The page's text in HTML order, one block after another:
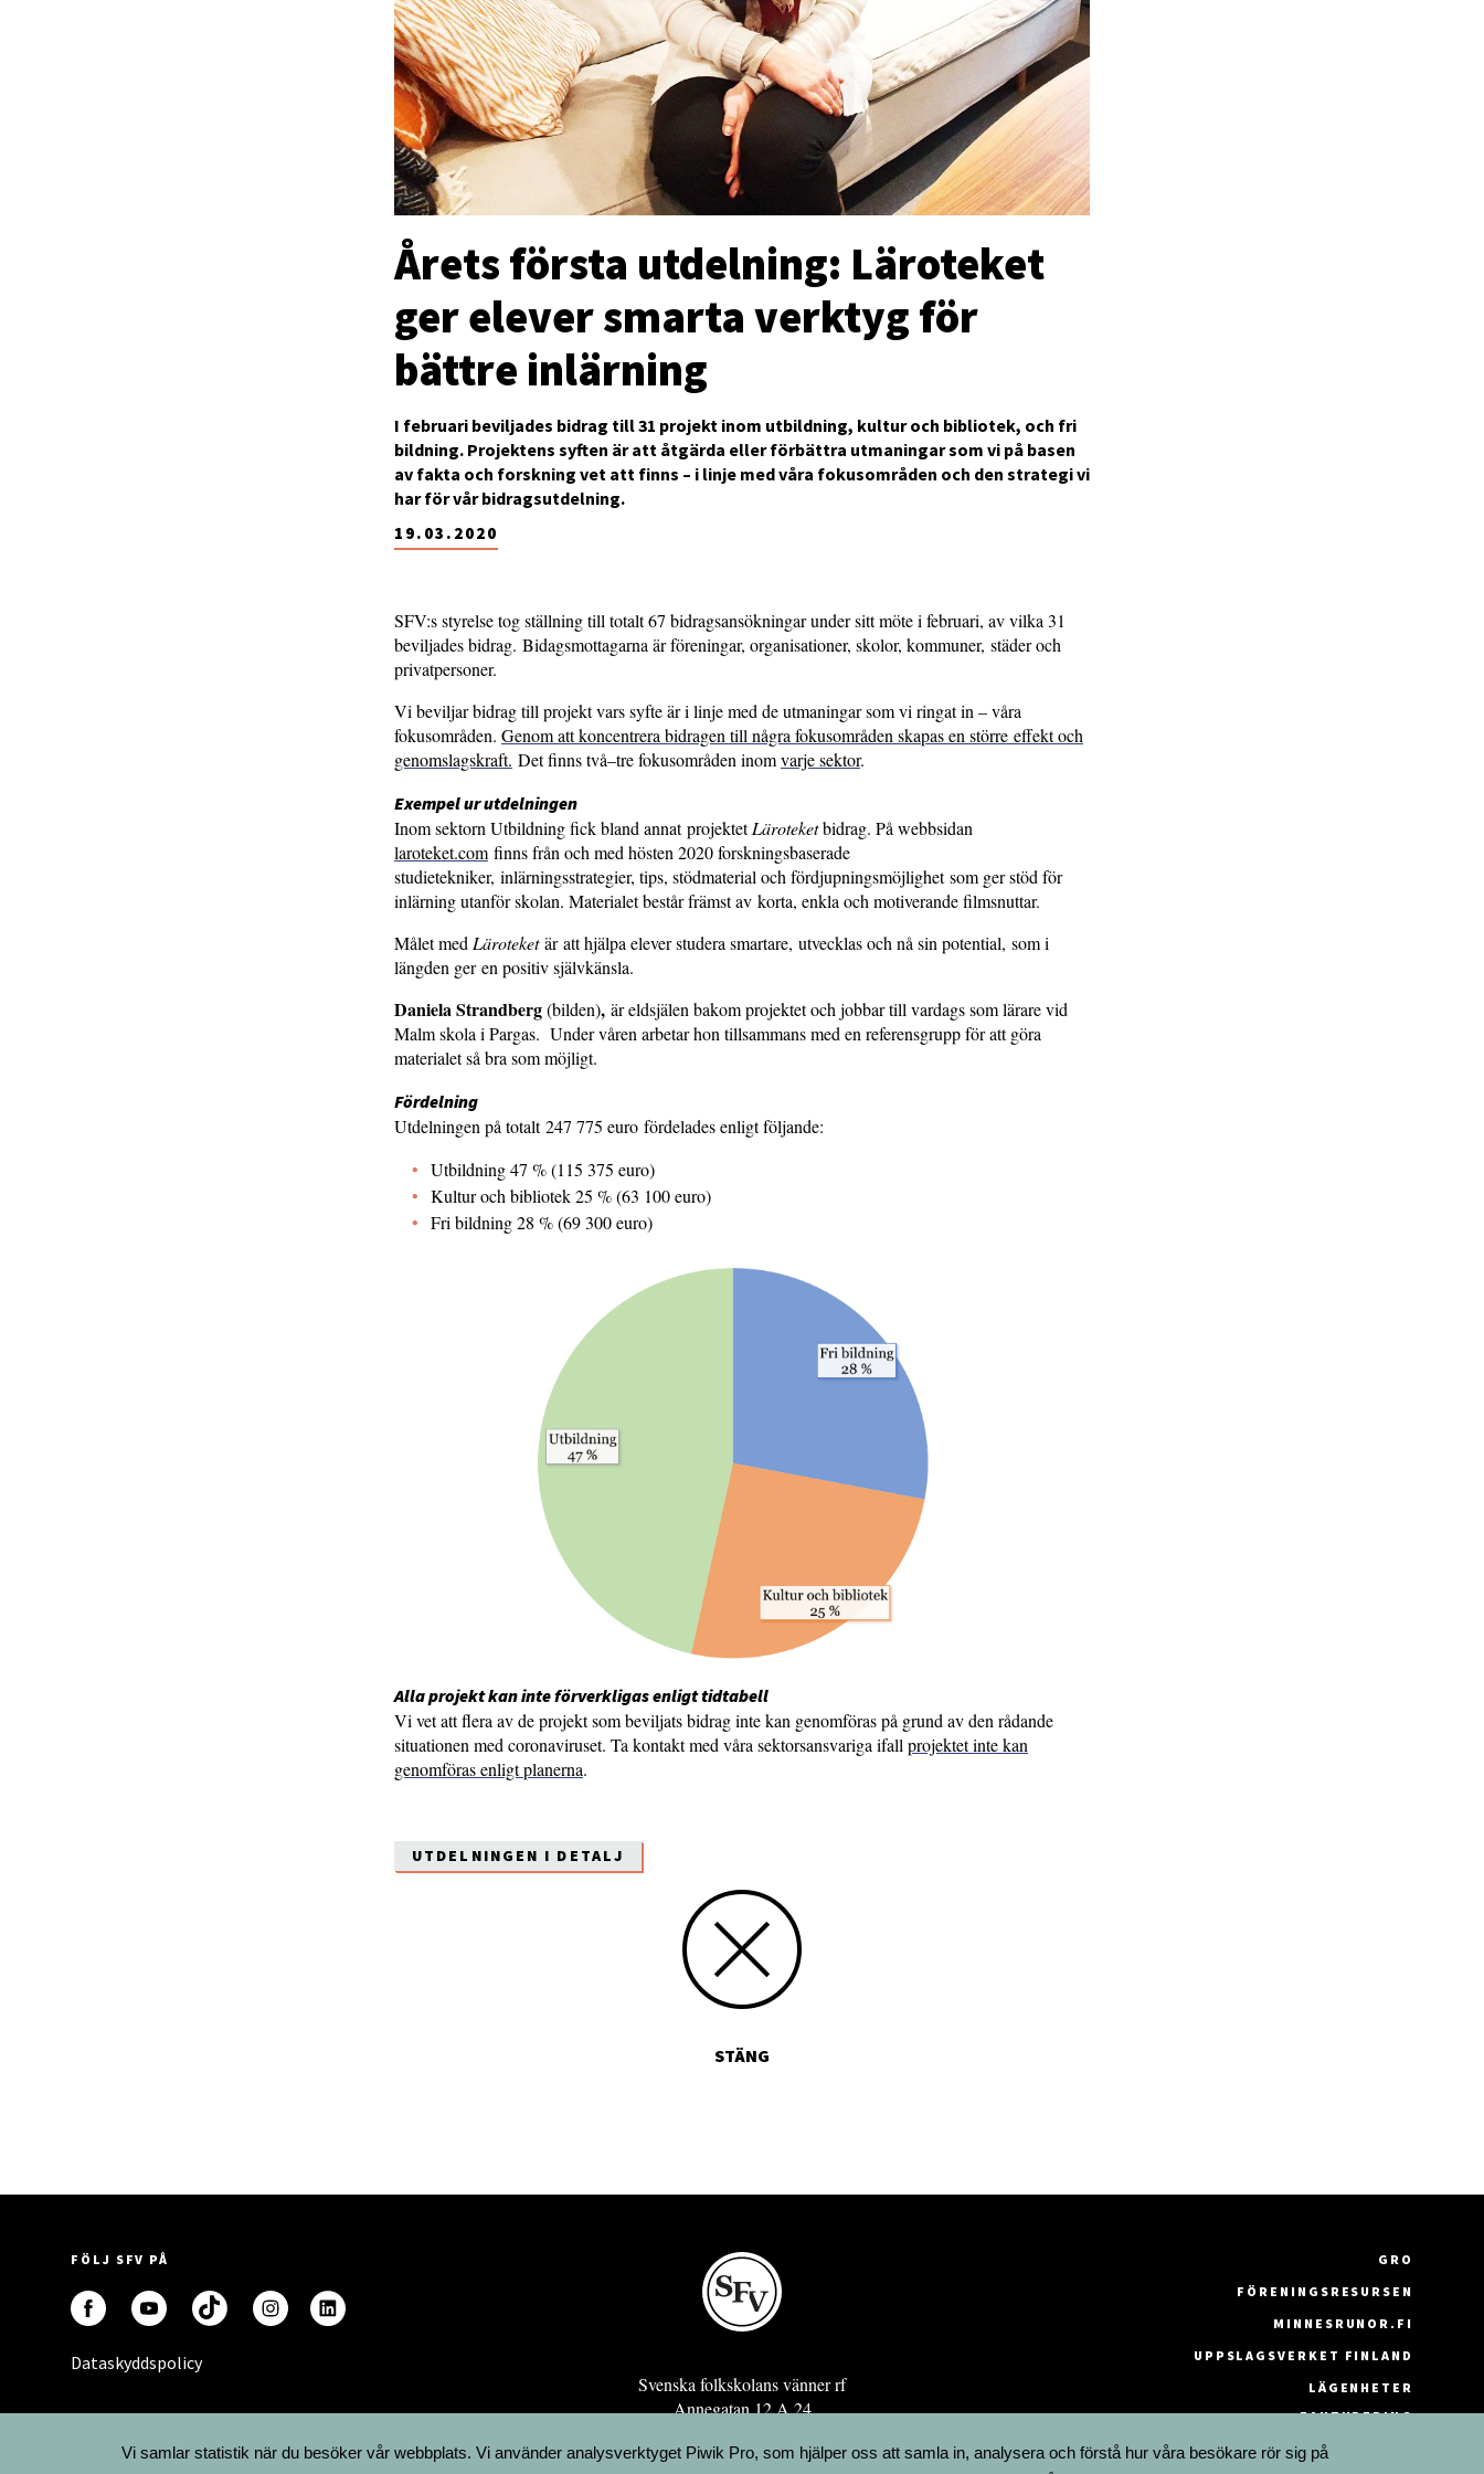
Årets första utdelning: Läroteket
ger elever smarta verktyg för
bättre inlärning
19.03.2020
I februari beviljades bidrag till 31 projekt inom utbildning, kultur och bibliotek, och fri
bildning. Projektens syften är att åtgärda eller förbättra utmaningar som vi på basen
av fakta och forskning vet att finns – i linje med våra fokusområden och den strategi vi
har för vår bidragsutdelning.
SFV:s styrelse tog ställning till totalt 67 bidragsansökningar under sitt möte i februari, av vilka 31
beviljades bidrag. Bidagsmottagarna är föreningar, organisationer, skolor, kommuner, städer och
privatpersoner.
Vi beviljar bidrag till projekt vars syfte är i linje med de utmaningar som vi ringat in – våra
fokusområden. Genom att koncentrera bidragen till några fokusområden skapas en större effekt och
genomslagskraft. Det finns två–tre fokusområden inomvarje sektor.
Exempel ur utdelningen
Inom sektorn Utbildning fick bland annat projektetLäroteketbidrag. På webbsidan
laroteket.com finns från och med hösten 2020 forskningsbaserade
studietekniker, inlärningsstrategier, tips, stödmaterial och fördjupningsmöjlighet som ger stöd för
inlärning utanför skolan. Materialet består främst av korta, enkla och motiverande filmsnuttar.
Målet medLäroteketär att hjälpa elever studera smartare, utvecklas och nå sin potential, som i
längden ger en positiv självkänsla.
Daniela Strandberg(bilden), är eldsjälen bakom projektet och jobbar till vardags som lärare vid
Malm skola i Pargas. Under våren arbetar hon tillsammans med en referensgrupp för att göra
materialet så bra som möjligt.
Fördelning
Utdelningen på totalt 247 775 euro fördelades enligt följande:
Utbildning 47 % (115 375 euro)
Kultur och bibliotek 25 % (63 100 euro)
Fri bildning 28 % (69 300 euro)
Alla projekt kan inte förverkligas enligt tidtabell
Vi vet att flera av de projekt som beviljats bidrag inte kan genomföras på grund av den rådande
situationen med coronaviruset. Ta kontakt med våra sektorsansvariga ifallprojektet inte kan
genomföras enligt planerna.
UTDELNINGEN I DETALJ
STÄNG
FÖLJ SFV PÅ
Dataskyddspolicy
Svenska folkskolans vänner rf
Annegatan 12 A 24
sfv@sfv.fi
GRO
FÖRENINGSRESURSEN
MINNESRUNOR.FI
UPPSLAGSVERKET FINLAND
LÄGENHETER
FAKTURERING
Vi samlar statistik när du besöker vår webbplats. Vi använder analysverktyget Piwik Pro, som hjälper oss att samla in, analysera och förstå hur våra besökare rör sig på